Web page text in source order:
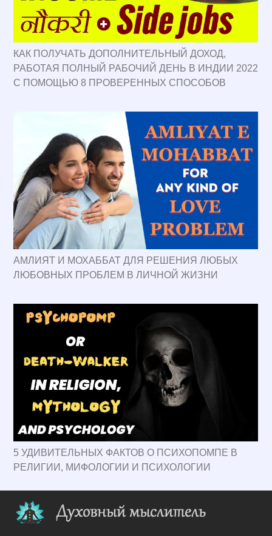
КАК ПОЛУЧАТЬ ДОПОЛНИТЕЛЬНЫЙ ДОХОД,
РАБОТАЯ ПОЛНЫЙ РАБОЧИЙ ДЕНЬ В ИНДИИ 2022
С ПОМОЩЬЮ 8 ПРОВЕРЕННЫХ СПОСОБОВ
АМЛИЯТ И МОХАББАТ ДЛЯ РЕШЕНИЯ ЛЮБЫХ
ЛЮБОВНЫХ ПРОБЛЕМ В ЛИЧНОЙ ЖИЗНИ
5 УДИВИТЕЛЬНЫХ ФАКТОВ О ПСИХОПОМПЕ В
РЕЛИГИИ, МИФОЛОГИИ И ПСИХОЛОГИИ